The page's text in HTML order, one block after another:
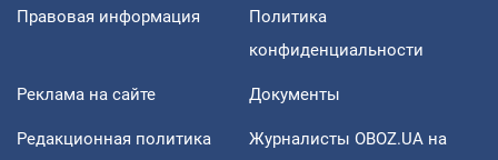
Правовая информация
Политика
конфиденциальности
Реклама на сайте Документы
Редакционная политика
Журналисты OBOZ.UA на